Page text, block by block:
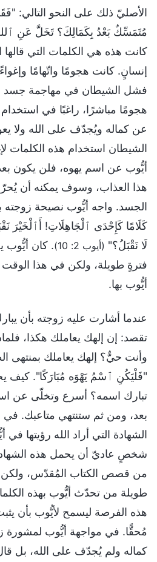
الأصليّ ذلك على النحو التالي:
مُتَمَسِّكٌ بَعْدُ بِكَمَالِكَ؟ تَخَلَّ عَنِ
كانت هذه هي الكلمات التي
إنسانٍ. كانت هجومًا واتّهامًا
فشل الشيطان في مهاجمة جسد
هجومًا مباشرًا، راغبًا في
عن كماله ويُجدّف على الله ولا
الشيطان استخدام هذه الكلمات
أيُّوب عن اسم يهوه، فلن يكون
هذا العذاب، وسوف يمكنه أن
الجسد. واجه أيُّوب نصيحة زوجته
كَلَامًا كَإِحْدَى ٱلْجَاهِلَاتِ! أَٱلْخَيْرَ
لَا نَقْبَلُ؟" (أيوب 2: 10)
. كان أيُّوب
فترةٍ طويلة، ولكن في هذا
أيُّوب بها.
عندما أشارت عليه زوجته بأن
تقصد: إن إلهك يعاملك هكذا،
وأنت حيٌّ؟ إلهك يعاملك بمنتهى
"فَلْيَكُنِ ٱسْمُ يَهْوَه مُبَارَكًا". كيف
تبارك اسمه؟ أسرع وتخلّى عن اسم
بعد، ومن ثم ستنتهي متاعبك.
الشهادة التي أراد الله رؤيتها
شخصٍ عاديّ أن يحمل هذه
من قصص الكتاب المُقدّس، ولكن
طويلة من تحدّث أيُّوب بهذه
هذه الفرصة ليسمح لأيُّوب بأن
مُحقًّا. في مواجهة أيُّوب لمشورة
كماله ولم يُجدّف على الله، بل